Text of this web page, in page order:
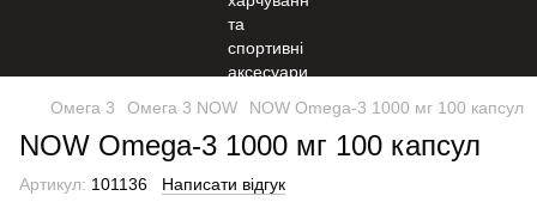
Омега 3 Омега 3 NOW NOW Omega-3 1000 мг 100 капсул
NOW Omega-3 1000 мг 100 капсул
Артикул: 101136 Написати відгук